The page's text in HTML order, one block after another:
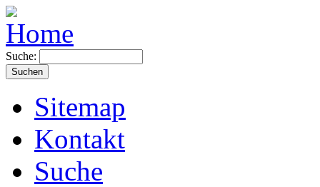
Suche:
Sitemap
Kontakt
Suche